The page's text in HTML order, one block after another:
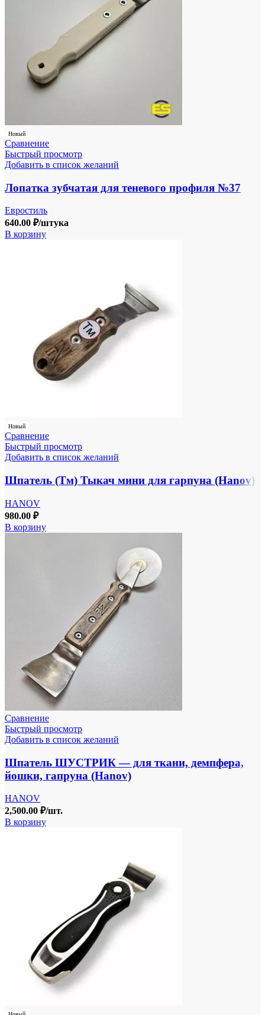
Новый
Сравнение
Быстрый просмотр
Добавить в список желаний
Лопатка зубчатая для теневого профиля №37
Евростиль
640.00 ₽/штука
В корзину
Новый
Сравнение
Быстрый просмотр
Добавить в список желаний
Шпатель (Тм) Тыкач мини для гарпуна (Hanov)
HANOV
980.00 ₽
В корзину
Сравнение
Быстрый просмотр
Добавить в список желаний
Шпатель ШУСТРИК — для ткани, демпфера,
йошки, гапруна (Hanov)
HANOV
2,500.00 ₽/шт.
В корзину